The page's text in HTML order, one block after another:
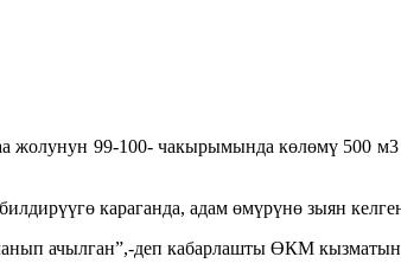
жолунун 99-100- чакырымында көлөмү 500
караганда, адам өмүрүнө зыян
ачылган”,-деп кабарлашты ӨКМ